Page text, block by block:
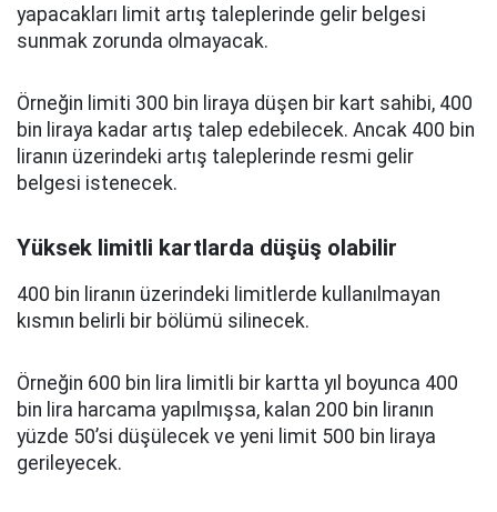
yapacakları limit artış taleplerinde gelir belgesi
sunmak zorunda olmayacak.
Örneğin limiti 300 bin liraya düşen bir kart sahibi, 400
bin liraya kadar artış talep edebilecek. Ancak 400 bin
liranın üzerindeki artış taleplerinde resmi gelir
belgesi istenecek.
Yüksek limitli kartlarda düşüş olabilir
400 bin liranın üzerindeki limitlerde kullanılmayan
kısmın belirli bir bölümü silinecek.
Örneğin 600 bin lira limitli bir kartta yıl boyunca 400
bin lira harcama yapılmışsa, kalan 200 bin liranın
yüzde 50’si düşülecek ve yeni limit 500 bin liraya
gerileyecek.